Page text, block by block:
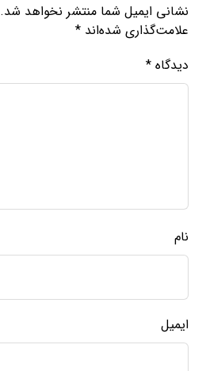
نشانی ایمیل شما منتشر نخواهد شد.
علامت‌گذاری شده‌اند*
دیدگاه*
نام
ایمیل